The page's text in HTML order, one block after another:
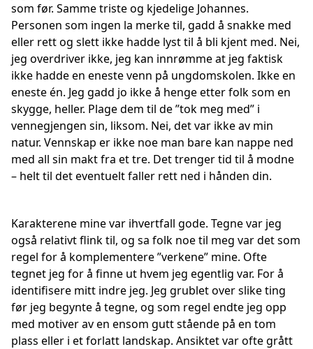
som før. Samme triste og kjedelige Johannes.
Personen som ingen la merke til, gadd å snakke med
eller rett og slett ikke hadde lyst til å bli kjent med. Nei,
jeg overdriver ikke, jeg kan innrømme at jeg faktisk
ikke hadde en eneste venn på ungdomskolen. Ikke en
eneste én. Jeg gadd jo ikke å henge etter folk som en
skygge, heller. Plage dem til de ”tok meg med” i
vennegjengen sin, liksom. Nei, det var ikke av min
natur. Vennskap er ikke noe man bare kan nappe ned
med all sin makt fra et tre. Det trenger tid til å modne
– helt til det eventuelt faller rett ned i hånden din.
Karakterene mine var ihvertfall gode. Tegne var jeg
også relativt flink til, og sa folk noe til meg var det som
regel for å komplementere ”verkene” mine. Ofte
tegnet jeg for å finne ut hvem jeg egentlig var. For å
identifisere mitt indre jeg. Jeg grublet over slike ting
før jeg begynte å tegne, og som regel endte jeg opp
med motiver av en ensom gutt stående på en tom
plass eller i et forlatt landskap. Ansiktet var ofte grått